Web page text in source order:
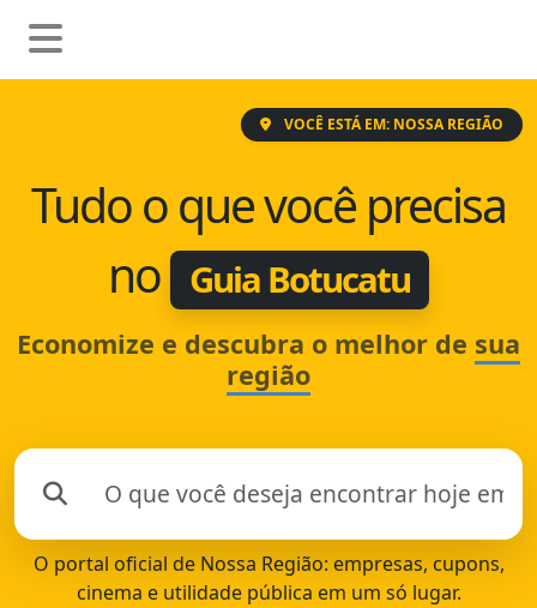
VOCÊ ESTÁ EM: NOSSA REGIÃO
Tudo o que você precisa
no
Guia Botucatu
Economize e descubra o melhor de sua
região
O portal oficial de Nossa Região: empresas, cupons,
cinema e utilidade pública em um só lugar.